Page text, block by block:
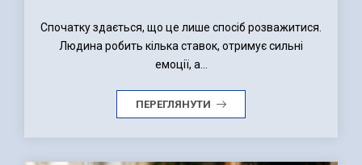
Спочатку здається, що це лише спосіб розважитися.
Людина робить кілька ставок, отримує сильні
емоції, а...
ПЕРЕГЛЯНУТИ